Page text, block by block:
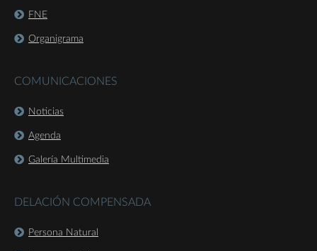
FNE
Organigrama
COMUNICACIONES
Noticias
Agenda
Galería Multimedia
DELACIÓN COMPENSADA
Persona Natural